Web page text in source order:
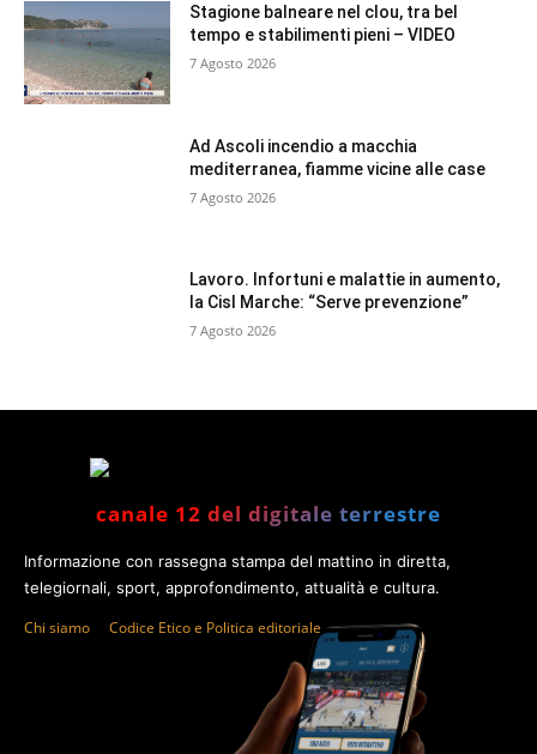
Stagione balneare nel clou, tra bel
tempo e stabilimenti pieni – VIDEO
7 Agosto 2026
Ad Ascoli incendio a macchia
mediterranea, fiamme vicine alle case
7 Agosto 2026
Lavoro. Infortuni e malattie in aumento,
la Cisl Marche: “Serve prevenzione”
7 Agosto 2026
canale 12 del digitale terrestre
Informazione con rassegna stampa del mattino in diretta,
telegiornali, sport, approfondimento, attualità e cultura.
Chi siamo Codice Etico e Politica editoriale